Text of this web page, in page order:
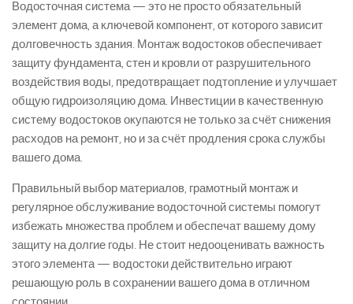
Водосточная система — это не просто обязательный
элемент дома, а ключевой компонент, от которого зависит
долговечность здания. Монтаж водостоков обеспечивает
защиту фундамента, стен и кровли от разрушительного
воздействия воды, предотвращает подтопление и улучшает
общую гидроизоляцию дома. Инвестиции в качественную
систему водостоков окупаются не только за счёт снижения
расходов на ремонт, но и за счёт продления срока службы
вашего дома.
Правильный выбор материалов, грамотный монтаж и
регулярное обслуживание водосточной системы помогут
избежать множества проблем и обеспечат вашему дому
защиту на долгие годы. Не стоит недооценивать важность
этого элемента — водостоки действительно играют
решающую роль в сохранении вашего дома в отличном